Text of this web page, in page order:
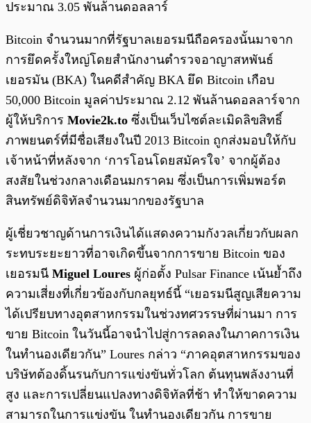
ประมาณ 3.05 พันล้านดอลลาร์
Bitcoin จำนวนมากที่รัฐบาลเยอรมนีถือครองนั้นมาจาก
การยึดครั้งใหญ่โดยสำนักงานตำรวจอาญาสหพันธ์
เยอรมัน (BKA) ในคดีสำคัญ BKA ยึด Bitcoin เกือบ
50,000 Bitcoin มูลค่าประมาณ 2.12 พันล้านดอลลาร์จาก
ผู้ให้บริการ Movie2k.to ซึ่งเป็นเว็บไซต์ละเมิดลิขสิทธิ์
ภาพยนตร์ที่มีชื่อเสียงในปี 2013 Bitcoin ถูกส่งมอบให้กับ
เจ้าหน้าที่หลังจาก ‘การโอนโดยสมัครใจ’ จากผู้ต้อง
สงสัยในช่วงกลางเดือนมกราคม ซึ่งเป็นการเพิ่มพอร์ต
สินทรัพย์ดิจิทัลจำนวนมากของรัฐบาล
ผู้เชี่ยวชาญด้านการเงินได้แสดงความกังวลเกี่ยวกับผลก
ระทบระยะยาวที่อาจเกิดขึ้นจากการขาย Bitcoin ของ
เยอรมนี Miguel Loures ผู้ก่อตั้ง Pulsar Finance เน้นย้ำถึง
ความเสี่ยงที่เกี่ยวข้องกับกลยุทธ์นี้ “เยอรมนีสูญเสียความ
ได้เปรียบทางอุตสาหกรรมในช่วงทศวรรษที่ผ่านมา การ
ขาย Bitcoin ในวันนี้อาจนำไปสู่การลดลงในภาคการเงิน
ในทำนองเดียวกัน” Loures กล่าว “ภาคอุตสาหกรรมของ
บริษัทต้องดิ้นรนกับการแข่งขันทั่วโลก ต้นทุนพลังงานที่
สูง และการเปลี่ยนแปลงทางดิจิทัลที่ช้า ทำให้ขาดความ
สามารถในการแข่งขัน ในทำนองเดียวกัน การขาย